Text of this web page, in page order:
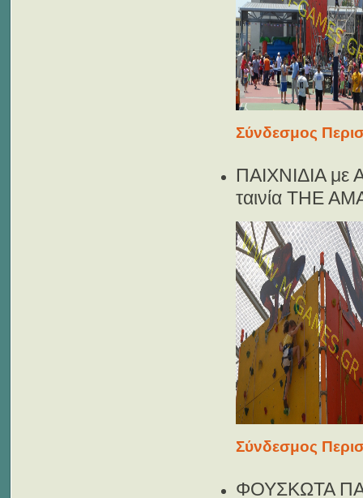
Σύνδεσμος
ΠΑΙΧΝΙΔΙΑ με
ταινία THE
Σύνδεσμος
ΦΟΥΣΚΩΤΑ